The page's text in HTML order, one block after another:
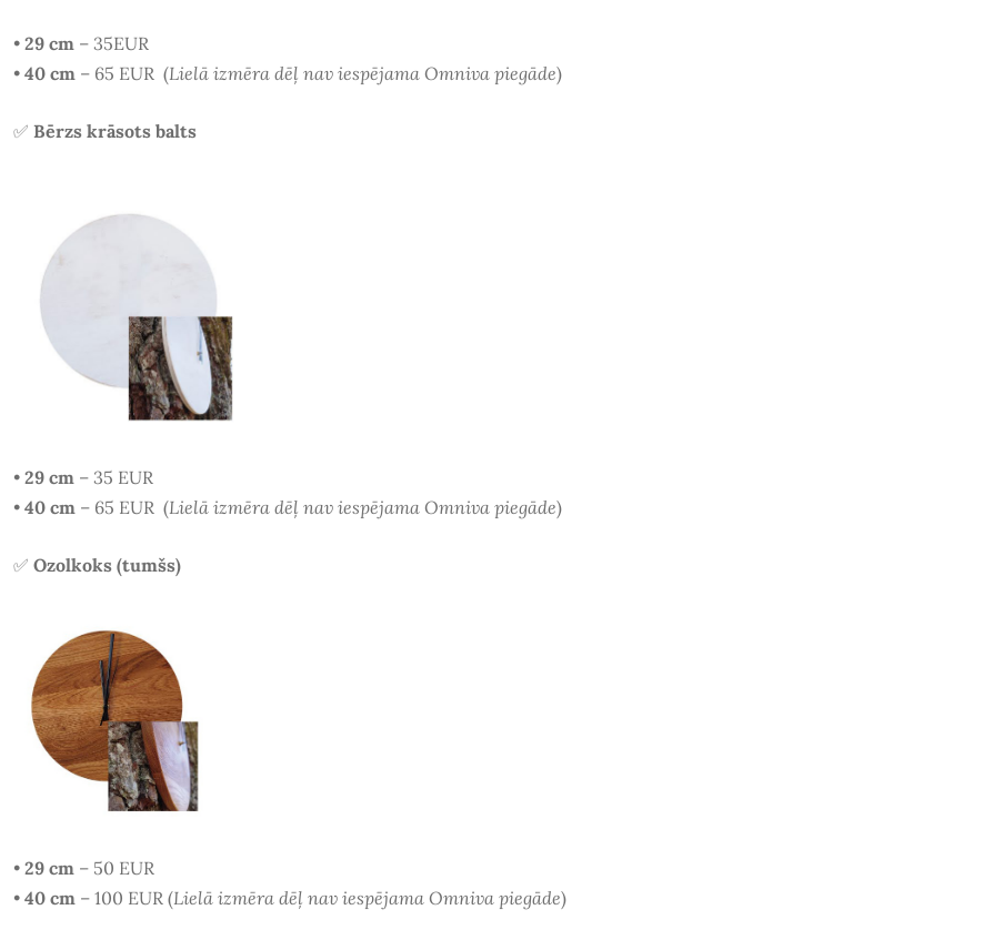
• 29 cm – 35EUR
• 40 cm – 65 EUR (Lielā izmēra dēļ nav iespējama Omniva piegāde)
✅ Bērzs krāsots balts
• 29 cm – 35 EUR
• 40 cm – 65 EUR (Lielā izmēra dēļ nav iespējama Omniva piegāde)
✅ Ozolkoks (tumšs)
• 29 cm– 50 EUR
• 40 cm– 100 EUR (Lielā izmēra dēļ nav iespējama Omniva piegāde)